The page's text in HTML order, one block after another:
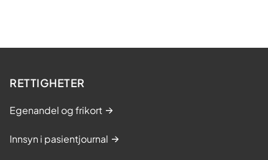
RETTIGHETER
Egenandel og frikort
Innsyn i pasientjournal